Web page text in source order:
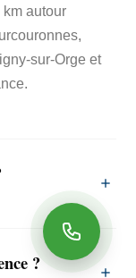
autour
sur-Orge et
48 heures pour
(fuites,
?